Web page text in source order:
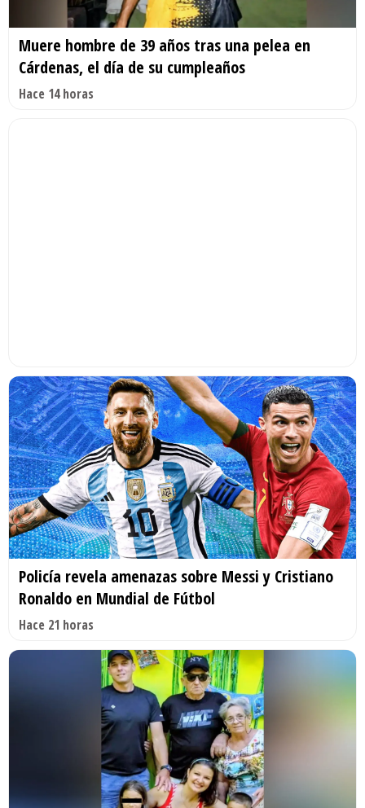
Muere hombre de 39 años tras una pelea en
Cárdenas, el día de su cumpleaños
Hace 14 horas
Policía revela amenazas sobre Messi y Cristiano
Ronaldo en Mundial de Fútbol
Hace 21 horas